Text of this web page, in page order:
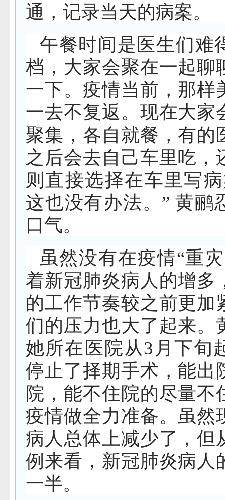
通，记录当天的病案。
午餐时间是医生们难
档，大家会聚在一起聊
一下。疫情当前，那样
一去不复返。现在大家
聚集，各自就餐，有的
之后会去自己车里吃，
则直接选择在车里写
这也没有办法。” 黄鹂
口气。
虽然没有在疫情“重
着新冠肺炎病人的增多
的工作节奏较之前更加
们的压力也大了起来。
她所在医院从3月下旬
停止了择期手术，能出
院，能不住院的尽量不
疫情做全力准备。虽然
病人总体上减少了，但
例来看，新冠肺炎病人
一半。